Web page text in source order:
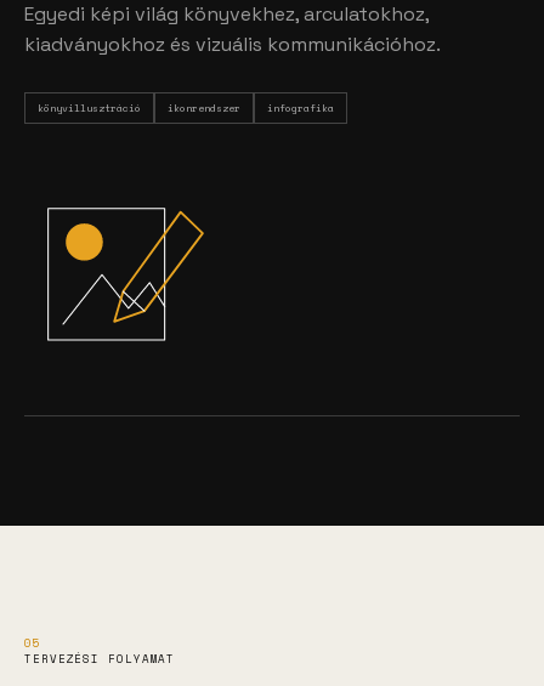
Egyedi képi világ könyvekhez, arculatokhoz,
kiadványokhoz és vizuális kommunikációhoz.
könyvillusztráció ikonrendszer infografika
05
TERVEZÉSI FOLYAMAT